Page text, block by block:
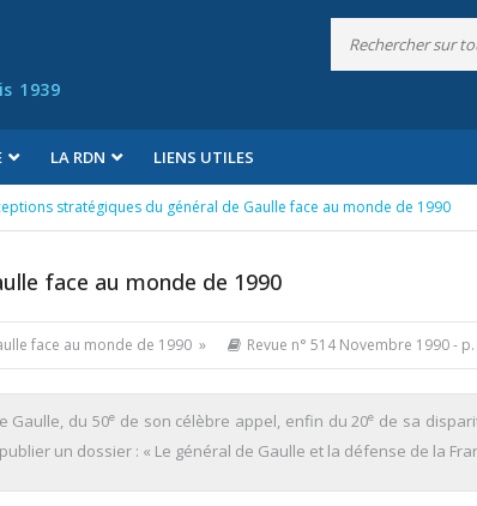
1939
LA RDN LIENS UTILES
stratégiques du général de Gaulle face au monde de 1990
face au monde de 1990
face au monde de 1990 » Revue n° 514 Novembre 1990-
Gaulle, du 50e de son célèbre appel, enfin du 20e de sa
un dossier : « Le général de Gaulle et la défense de la